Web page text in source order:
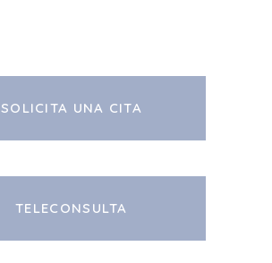
SOLICITA UNA CITA
TELECONSULTA